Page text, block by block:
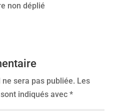
non déplié
sera pas publiée. Les
indiqués avec *